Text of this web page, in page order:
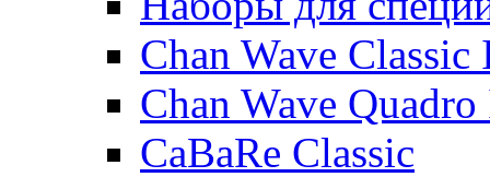
Chan Wave
Chan Wave
CaBaRe Classic